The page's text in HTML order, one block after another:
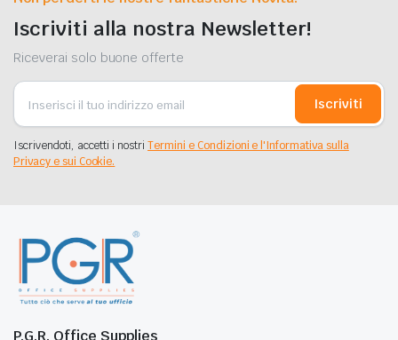
Iscriviti alla nostra Newsletter!
Riceverai solo buone offerte
Iscriviti
Iscrivendoti, accetti i nostriTermini e Condizioni e l'Informativa sulla
Privacy e sui Cookie.
P.G.R. Office Supplies